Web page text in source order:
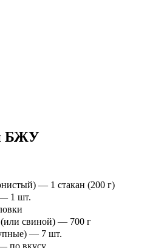
БЖУ
— 1 стакан (200 г)
1 шт.
свиной) — 700 г
— 7 шт.
по вкусу